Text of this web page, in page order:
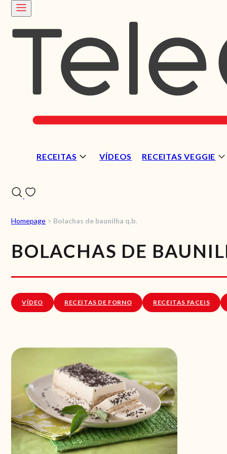
RECEITAS VÍDEOS RECEITAS VEGGIE
Homepage > Bolachas de baunilha q.b.
BOLACHAS DE
VÍDEO RECEITAS DE FORNO RECEITAS FACEIS